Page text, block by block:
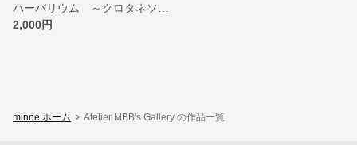
2,000円
minne ホーム Atelier MBB's Gallery の作品一覧